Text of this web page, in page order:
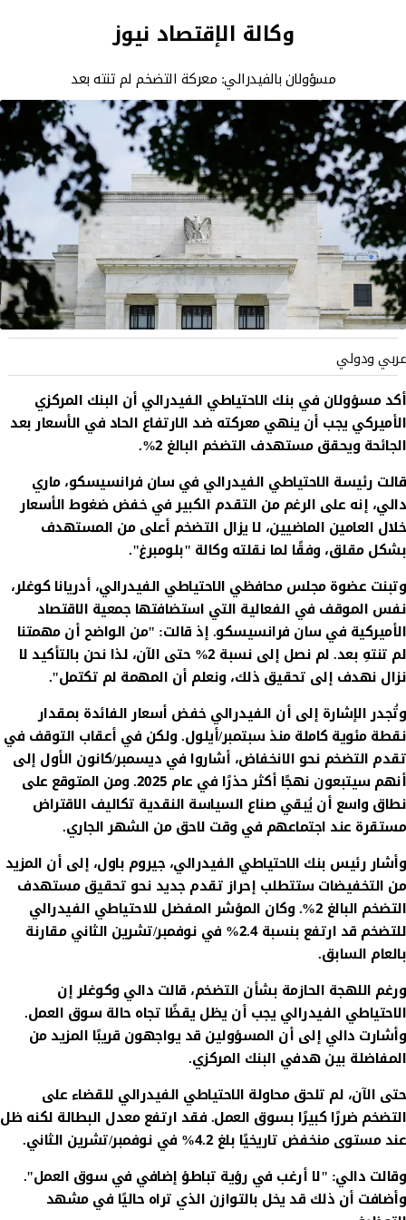
وكالة الإقتصاد نيوز
مسؤولان بالفيدرالي: معركة التضخم لم تنته بعد
عربي ودولي
أكد مسؤولان في بنك الاحتياطي الفيدرالي أن البنك المركزي
الأميركي يجب أن ينهي معركته ضد الارتفاع الحاد في الأسعار بعد
الجائحة ويحقق مستهدف التضخم البالغ 2%.
قالت رئيسة الاحتياطي الفيدرالي في سان فرانسيسكو، ماري
دالي، إنه على الرغم من التقدم الكبير في خفض ضغوط الأسعار
خلال العامين الماضيين، لا يزال التضخم أعلى من المستهدف
بشكل مقلق، وفقًا لما نقلته وكالة "بلومبرغ".
وتبنت عضوة مجلس محافظي الاحتياطي الفيدرالي، أدريانا كوغلر،
نفس الموقف في الفعالية التي استضافتها جمعية الاقتصاد
الأميركية في سان فرانسيسكو. إذ قالت: "من الواضح أن مهمتنا
لم تنتهِ بعد. لم نصل إلى نسبة 2% حتى الآن، لذا نحن بالتأكيد لا
نزال نهدف إلى تحقيق ذلك، ونعلم أن المهمة لم تكتمل".
وتُجدر الإشارة إلى أن الفيدرالي خفض أسعار الفائدة بمقدار
نقطة مئوية كاملة منذ سبتمبر/أيلول. ولكن في أعقاب التوقف في
تقدم التضخم نحو الانخفاض، أشاروا في ديسمبر/كانون الأول إلى
أنهم سيتبعون نهجًا أكثر حذرًا في عام 2025. ومن المتوقع على
نطاق واسع أن يُبقي صناع السياسة النقدية تكاليف الاقتراض
مستقرة عند اجتماعهم في وقت لاحق من الشهر الجاري.
وأشار رئيس بنك الاحتياطي الفيدرالي، جيروم باول، إلى أن المزيد
من التخفيضات ستتطلب إحراز تقدم جديد نحو تحقيق مستهدف
التضخم البالغ 2%. وكان المؤشر المفضل للاحتياطي الفيدرالي
للتضخم قد ارتفع بنسبة 2.4% في نوفمبر/تشرين الثاني مقارنة
بالعام السابق.
ورغم اللهجة الحازمة بشأن التضخم، قالت دالي وكوغلر إن
الاحتياطي الفيدرالي يجب أن يظل يقظًا تجاه حالة سوق العمل.
وأشارت دالي إلى أن المسؤولين قد يواجهون قريبًا المزيد من
المفاضلة بين هدفي البنك المركزي.
حتى الآن، لم تلحق محاولة الاحتياطي الفيدرالي للقضاء على
التضخم ضررًا كبيرًا بسوق العمل. فقد ارتفع معدل البطالة لكنه ظل
عند مستوى منخفض تاريخيًا بلغ 4.2% في نوفمبر/تشرين الثاني.
وقالت دالي: "لا أرغب في رؤية تباطؤ إضافي في سوق العمل".
وأضافت أن ذلك قد يخل بالتوازن الذي تراه حاليًا في مشهد